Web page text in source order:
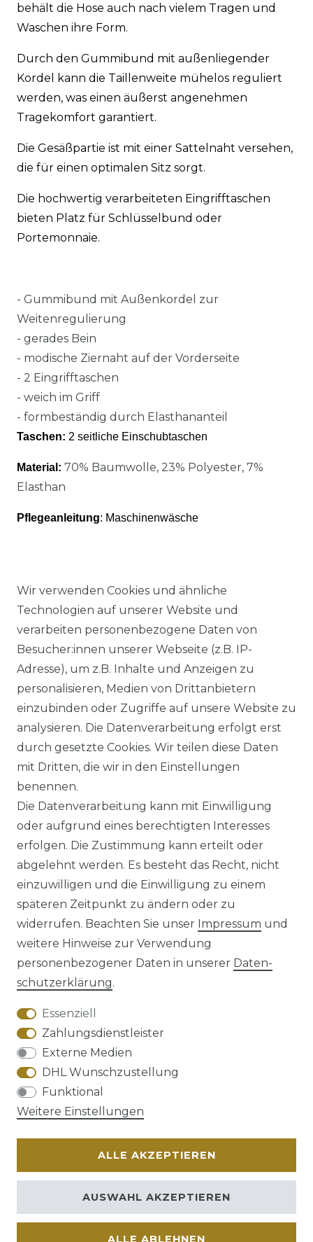
behält die Hose auch nach vielem Tragen und
Waschen ihre Form.
Durch den Gummibund mit außenliegender
Kordel kann die Taillenweite mühelos reguliert
werden, was einen äußerst angenehmen
Tragekomfort garantiert.
Die Gesäßpartie ist mit einer Sattelnaht versehen,
die für einen optimalen Sitz sorgt.
Die hochwertig verarbeiteten Eingrifftaschen
bieten Platz für Schlüsselbund oder
Portemonnaie.
- Gummibund mit Außenkordel zur
Weitenregulierung
- gerades Bein
- modische Ziernaht auf der Vorderseite
- 2 Eingrifftaschen
- weich im Griff
- formbeständig durch Elasthananteil
Taschen: 2 seitliche Einschubtaschen
Material: 70% Baumwolle, 23% Polyester, 7%
Elasthan
Pflegeanleitung: Maschinenwäsche
Ähnlicher Artikel
Authentic klein - Damen Sport
und Freizeit Hose aus reiner
Baumwolle (03020)
ab 54,95 € *
Impressum Daten­schutz­erklärung
AGB Barrierefreiheitserklärung
Widerrufs­recht
Wir verwenden Cookies und ähnliche
Technologien auf unserer Website und
verarbeiten personenbezogene Daten von
Besucher:innen unserer Webseite (z.B. IP-
Adresse), um z.B. Inhalte und Anzeigen zu
personalisieren, Medien von Drittanbietern
einzubinden oder Zugriffe auf unsere Website zu
analysieren. Die Datenverarbeitung erfolgt erst
durch gesetzte Cookies. Wir teilen diese Daten
mit Dritten, die wir in den Einstellungen
benennen.
Die Datenverarbeitung kann mit Einwilligung
oder aufgrund eines berechtigten Interesses
erfolgen. Die Zustimmung kann erteilt oder
abgelehnt werden. Es besteht das Recht, nicht
einzuwilligen und die Einwilligung zu einem
späteren Zeitpunkt zu ändern oder zu
widerrufen. Beachten Sie unser Impressum und
weitere Hinweise zur Verwendung
personenbezogener Daten in unserer Daten­
schutz­erklärung.
Essenziell
Zahlungsdienstleister
Externe Medien
DHL Wunschzustellung
Funktional
Weitere Einstellungen
ALLE AKZEPTIEREN
ALLE ABLEHNEN
AUSWAHL AKZEPTIEREN